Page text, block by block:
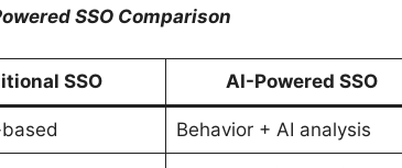
SSO Comparison
SSO AI-Powered SSO
Behavior + AI analysis